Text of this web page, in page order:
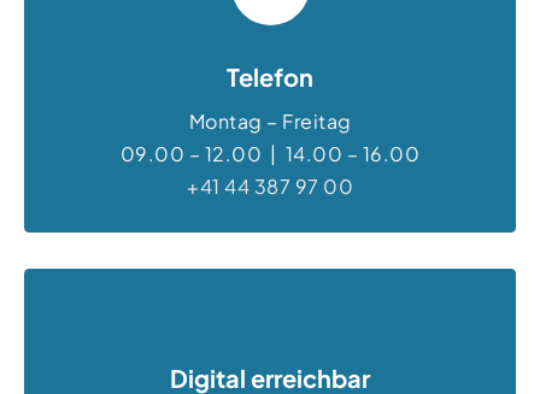
Telefon
Montag – Freitag
09.00 – 12.00 | 14.00 – 16.00
+41 44 387 97 00
Digital erreichbar